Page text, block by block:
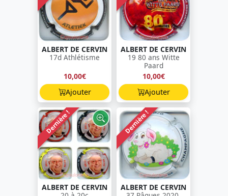
ALBERT DE CERVIN
17d Athlétisme
10,00€
Ajouter
ALBERT DE CERVIN
19 80 ans Witte
Paard
10,00€
Ajouter
Dernière !
ALBERT DE CERVIN
Dernière !
ALBERT DE CERVIN